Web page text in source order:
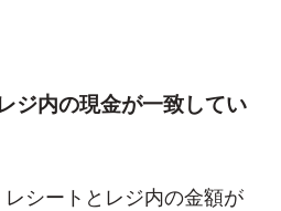
ジ内の現金が一致してい
シートとレジ内の金額が